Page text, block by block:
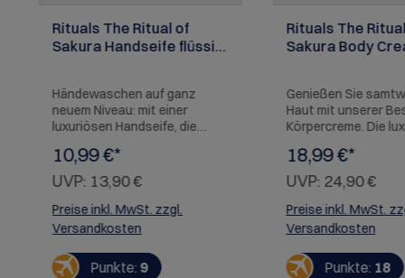
Rituals The Ritual of
Sakura Handseife flüssig,
Händewaschen auf ganz
neuem Niveau: mit einer
luxuriösen Handseife, die
Sie alltägliche Routinen in
bedeutungsvolle Momente
mit diesem beruhigend
blumigen Duft. angereichert
mit pflegender Reismilch und
dem süßen Duft von
Kirschblüten.
10,99 €*
UVP: 13,90 €
Preise inkl. MwSt. zzgl.
Versandkosten
Punkte: 9
Rituals The
Sakura Body
Genießen Sie
Haut mit unserer
Körpercreme. Die
Textur ist
pflegender Reismilch
süßen Duft von
Hinweis: Rituals hat
Design der Body
aufgefrischt. Die
kann daher von der
abweichen. Der
18,99 €*
UVP: 24,90 €
Preise inkl. MwSt.
Versandkosten
Punkte: 18